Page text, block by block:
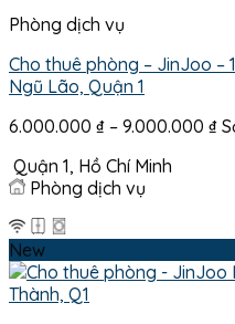
Phòng dịch vụ
Cho thuê phòng – JinJoo –
Ngũ Lão, Quận 1
6.000.000 ₫ – 9.000.000 ₫
Quận 1, Hồ Chí Minh
Phòng dịch vụ
New